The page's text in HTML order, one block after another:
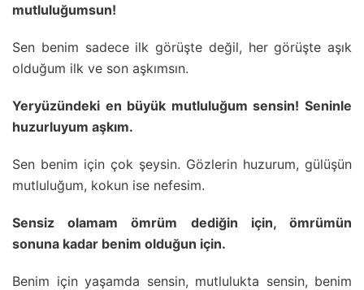
mutluluğumsun!
Sen benim sadece ilk görüşte değil, her görüşte aşık
olduğum ilk ve son aşkımsın.
Yeryüzündeki en büyük mutluluğum sensin! Seninle
huzurluyum aşkım.
Sen benim için çok şeysin. Gözlerin huzurum, gülüşün
mutluluğum, kokun ise nefesim.
Sensiz olamam ömrüm dediğin için, ömrümün
sonuna kadar benim olduğun için.
Benim için yaşamda sensin, mutlulukta sensin, benim